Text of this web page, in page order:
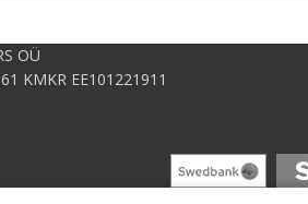
OÜ
KMKR EE101221911